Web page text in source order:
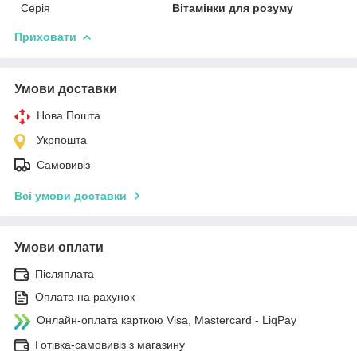
Серія
Вітамінки для розуму
Приховати
Умови доставки
Нова Пошта
Укрпошта
Самовивіз
Всі умови доставки
Умови оплати
Післяплата
Оплата на рахунок
Онлайн-оплата карткою Visa, Mastercard - LiqPay
Готівка-самовивіз з магазину